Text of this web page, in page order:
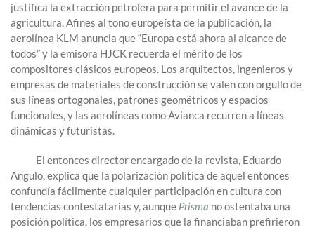
justifica la extracción petrolera para permitir el avance de la
agricultura. Afines al tono europeísta de la publicación, la
aerolínea KLM anuncia que “Europa está ahora al alcance de
todos” y la emisora HJCK recuerda el mérito de los
compositores clásicos europeos. Los arquitectos, ingenieros y
empresas de materiales de construcción se valen con orgullo de
sus líneas ortogonales, patrones geométricos y espacios
funcionales, y las aerolíneas como Avianca recurren a líneas
dinámicas y futuristas.
El entonces director encargado de la revista, Eduardo
Angulo, explica que la polarización política de aquel entonces
confundía fácilmente cualquier participación en cultura con
tendencias contestatarias y, aunque Prisma no ostentaba una
posición política, los empresarios que la financiaban prefirieron